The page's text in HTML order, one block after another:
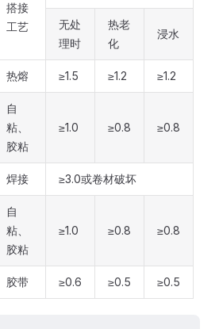
搭接
工艺
无处
理时
热老
化
浸水
热熔 ≥1.5 ≥1.2 ≥1.2
自
粘、
胶粘
≥1.0 ≥0.8 ≥0.8
焊接 ≥3.0或卷材破坏
自
粘、
胶粘
≥1.0 ≥0.8 ≥0.8
胶带 ≥0.6 ≥0.5 ≥0.5